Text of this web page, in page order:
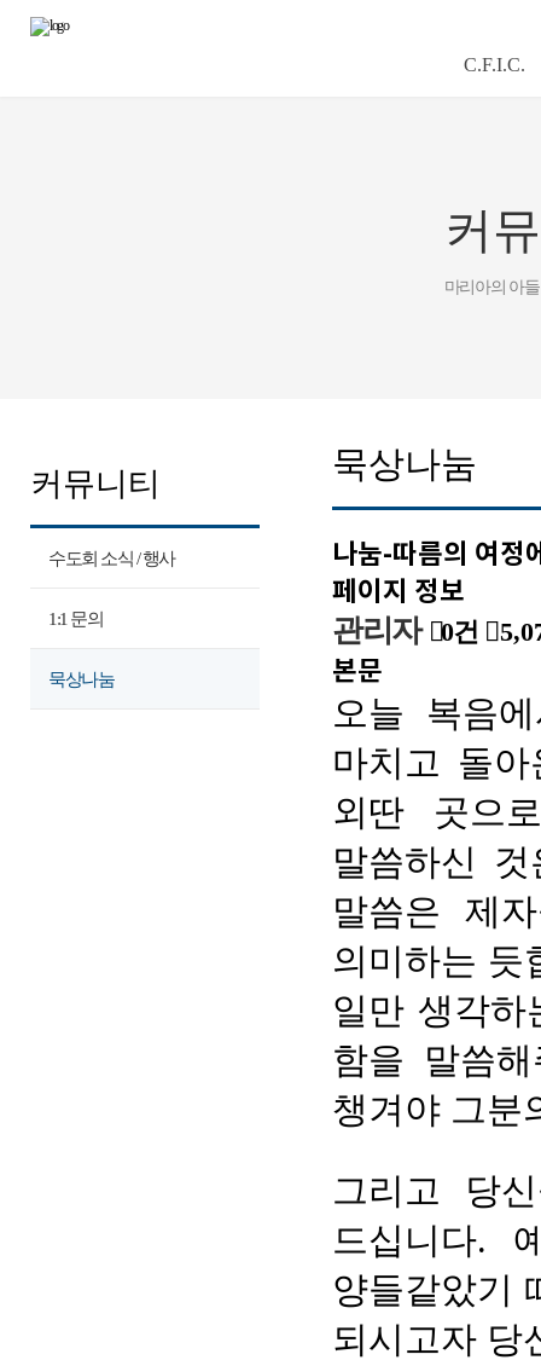
C.F.I.C.
커
마리아의 아
커뮤니티
수도회 소식 / 행사
1:1 문의
묵상나눔
묵상나눔
나눔-따름의 여정
페이지 정보
관리자 0건
본문
오늘 복음
마치고 돌
외딴 곳으
말씀하신
말씀은 제
의미하는 듯
일만 생각
함을 말씀
챙겨야 그분
그리고 당
드십니다.
양들같았기
되시고자 당